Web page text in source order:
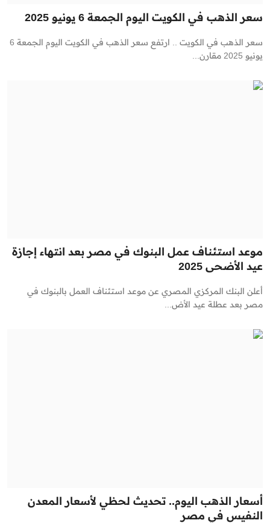
سعر الذهب في الكويت اليوم الجمعة 6 يونيو 2025
سعر الذهب في الكويت .. ارتفع سعر الذهب في الكويت اليوم الجمعة 6
يونيو 2025 مقارن...
موعد استئناف عمل البنوك في مصر بعد انتهاء إجازة
عيد الأضحى 2025
أعلن البنك المركزي المصري عن موعد استئناف العمل بالبنوك في
مصر بعد عطلة عيد الأض...
أسعار الذهب اليوم.. تحديث لحظي لأسعار المعدن
النفيس في مصر